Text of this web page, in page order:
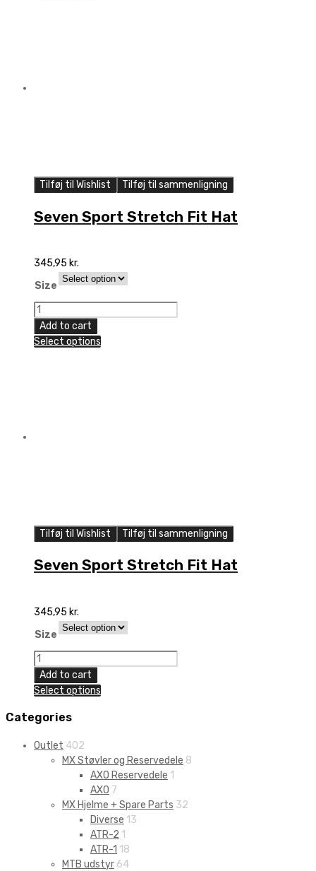
Tilføj til Wishlist Tilføj til sammenligning
Seven Sport Stretch Fit Hat
345,95 kr.
Size
Seven
Sport
Stretch
Add to cart
Select options
Tilføj til Wishlist Tilføj til sammenligning
Seven Sport Stretch Fit Hat
345,95 kr.
Size
Seven
Sport
Stretch
Hat
Add to cart
Select options
Categories
Outlet 402
MX Støvler og Reservedele 8
AXO Reservedele 1
AXO 7
MX Hjelme + Spare Parts 32
Diverse 13
ATR-2 1
ATR-1 18
MTB udstyr 64